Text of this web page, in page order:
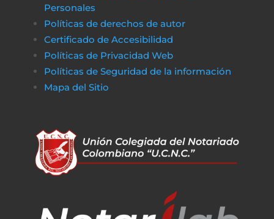
Personales
Políticas de derechos de autor
Certificado de Accesibilidad
Políticas de Privacidad Web
Políticas de Seguridad de la información
Mapa del Sitio